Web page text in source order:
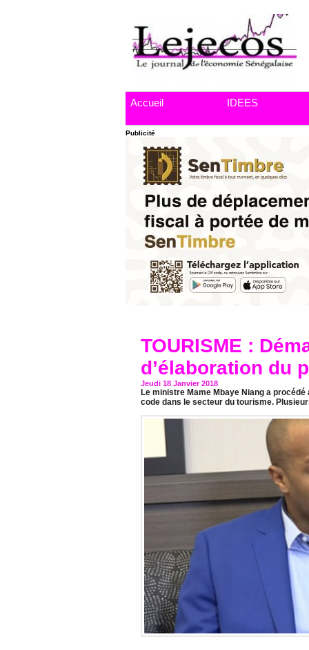
Accueil IDEES
Publicité
TOURISME :
d’élaboration du
Jeudi 18 Janvier 2018
Le ministre Mame Mbaye Niang a
code dans le secteur du tourisme.